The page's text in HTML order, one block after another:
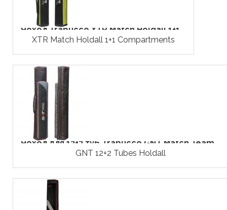
Чохол Trabucco XTR Match Holdall 1+1...
XTR Match Holdall 1+1 Compartments
Чохол для 12+2 туб Trabucco GNT Match Team...
GNT 12+2 Tubes Holdall